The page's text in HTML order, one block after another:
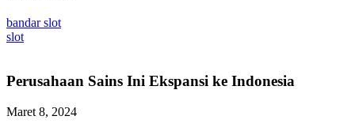
bandar slot
slot
Perusahaan Sains Ini Ekspansi ke Indonesia
Maret 8, 2024